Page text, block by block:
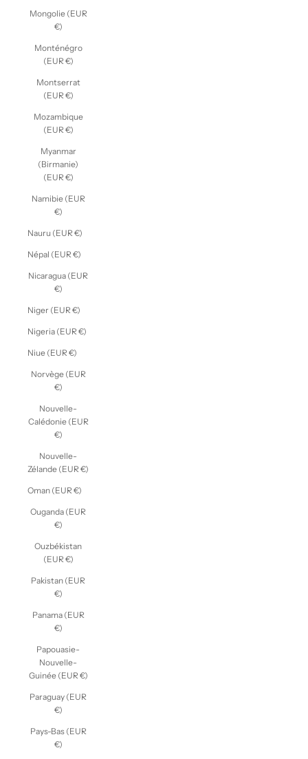
Mongolie (EUR
€)
Monténégro
(EUR €)
Montserrat
(EUR €)
Mozambique
(EUR €)
Myanmar
(Birmanie)
(EUR €)
Namibie (EUR
€)
Nauru (EUR €)
Népal (EUR €)
Nicaragua (EUR
€)
Niger (EUR €)
Nigeria (EUR €)
Niue (EUR €)
Norvège (EUR
€)
Nouvelle-
Calédonie (EUR
€)
Nouvelle-
Zélande (EUR €)
Oman (EUR €)
Ouganda (EUR
€)
Ouzbékistan
(EUR €)
Pakistan (EUR
€)
Panama (EUR
€)
Papouasie-
Nouvelle-
Guinée (EUR €)
Paraguay (EUR
€)
Pays-Bas (EUR
€)